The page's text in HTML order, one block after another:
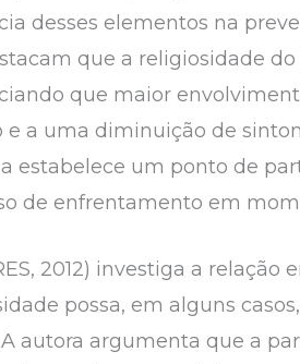
desses elementos na
que a religiosidade
que maior
a uma diminuição de
estabelece um ponto de
de enfrentamento em
2012) investiga a
possa, em alguns
autora argumenta que a